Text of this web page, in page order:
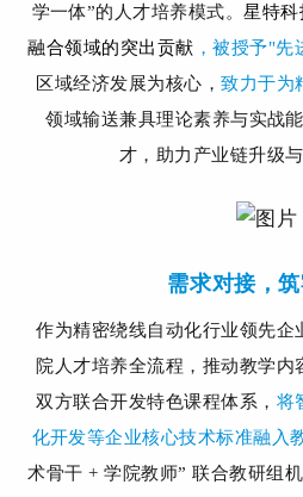
学一体”的人才培养模式。星特科
融合领域的突出贡献 ，被授予"先
区域经济发展为核心，致力于为
领域输送兼具理论素养与实战
才，助力产业链升级
需求对接，筑
作为精密绕线自动化行业领先企
院人才培养全流程，推动教学内
双方联合开发特色课程体系， 将
化开发等企业核心技术标准融入
术骨干 + 学院教师” 联合教研组